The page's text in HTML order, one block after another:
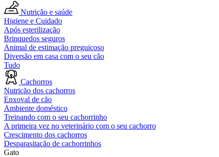
Nutrição e saúde
Higiene e Cuidado
Após esterilização
Brinquedos seguros
Animal de estimação preguiçoso
Diversão em casa com o seu cão
Tudo
Cachorros
Nutrição dos cachorros
Enxoval de cão
Ambiente doméstico
Treinando com o seu cachorrinho
A primeira vez no veterinário com o seu cachorro
Crescimento dos cachorros
Desparasitação de cachorrinhos
Gato